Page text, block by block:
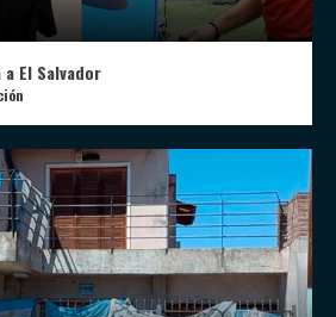
a El Salvador